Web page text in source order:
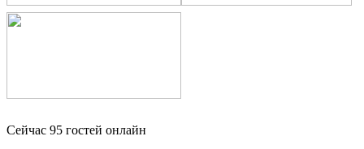
Сейчас 95 гостей онлайн